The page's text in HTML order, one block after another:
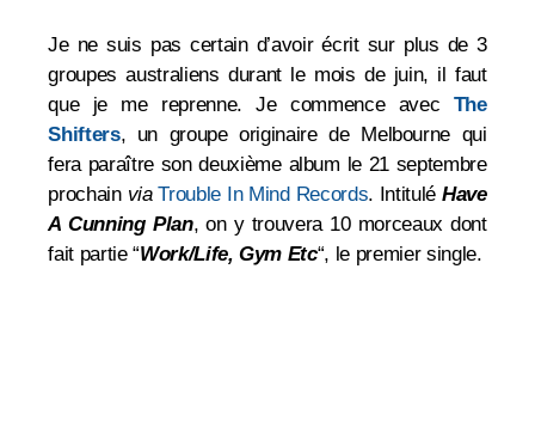
Je ne suis pas certain d’avoir écrit sur plus de 3
groupes australiens durant le mois de juin, il faut
que je me reprenne. Je commence avec The
Shifters, un groupe originaire de Melbourne qui
fera paraître son deuxième album le 21 septembre
prochain via Trouble In Mind Records. IntituléHave
A Cunning Plan, on y trouvera 10 morceaux dont
fait partie “Work/Life, Gym Etc“, le premier single.